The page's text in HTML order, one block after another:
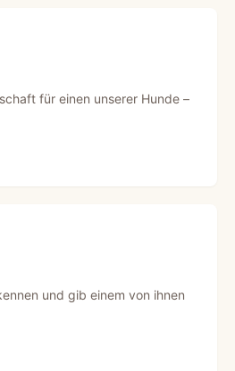
für einen unserer Hunde –
und gib einem von ihnen